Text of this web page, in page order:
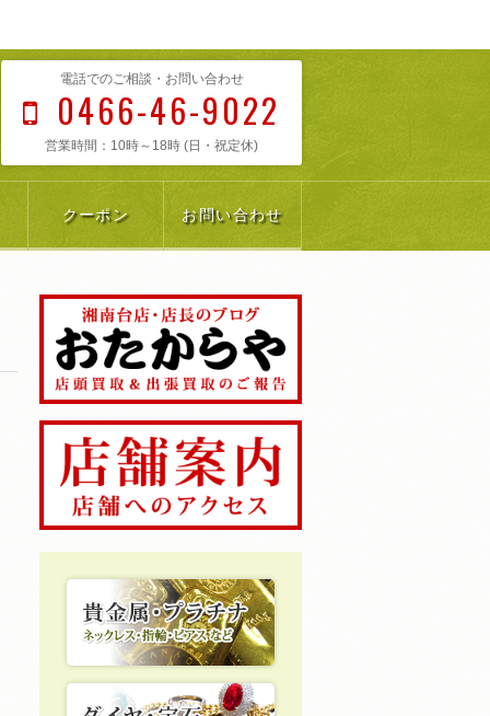
電話でのご相談・お問い合わせ
0466-46-9022
営業時間：10時～18時 (日・祝定休)
クーポン お問い合わせ